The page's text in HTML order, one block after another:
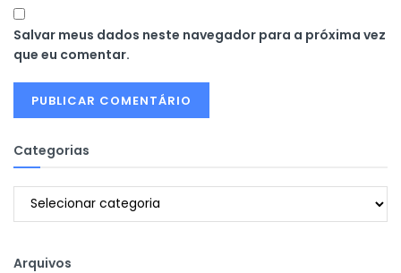
Salvar meus dados neste navegador para a próxima vez
que eu comentar.
Categorias
Categorias
Arquivos